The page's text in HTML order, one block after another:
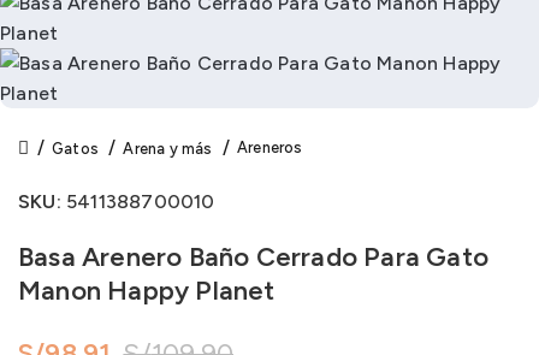
Gatos Arena y más Areneros
SKU: 5411388700010
Basa Arenero Baño Cerrado Para Gato
Manon Happy Planet